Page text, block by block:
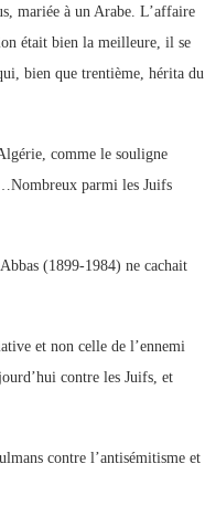
mariée à un Arabe. L’affaire
était bien la meilleure, il se
bien que trentième, hérita du
comme le souligne
parmi les Juifs
(1899-1984) ne cachait
et non celle de l’ennemi
contre les Juifs, et
contre l’antisémitisme et